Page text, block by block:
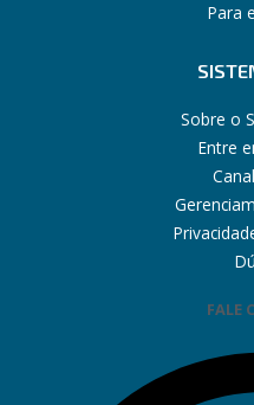
Para
Sobre o
Entre
FALE